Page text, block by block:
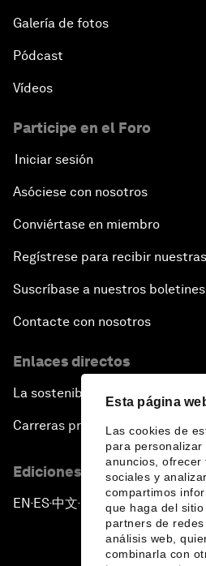
Esta página
Las cookies de
para
anuncios, ofrecer
sociales y
compartimos
que haga del
partners de
análisis web,
combinarla con
Galería de fotos
Pódcast
Vídeos
Participe en el Foro
Iniciar sesión
Asóciese con nosotros
Conviértase en miembro
Regístrese para recibir
Suscríbase a nuestros boletines
Contacte con nosotros
Enlaces directos
La sostenibilidad en el Foro
Carreras profesionales
Ediciones en otros idiomas
EN ▪ ES▪中文▪ 日本語